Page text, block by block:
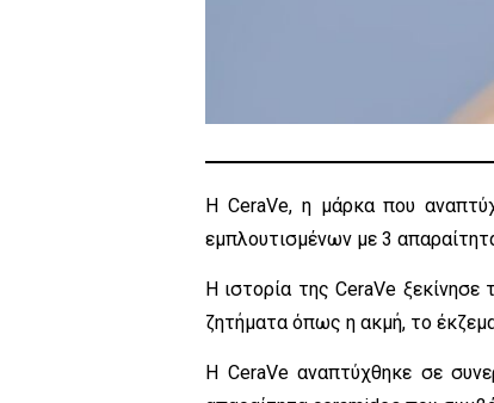
H CeraVe, η μάρκα που
εμπλουτισμένων με 3
Η ιστορία της CeraVe
ζητήματα όπως η ακμή, το
Η CeraVe αναπτύχθηκε σε